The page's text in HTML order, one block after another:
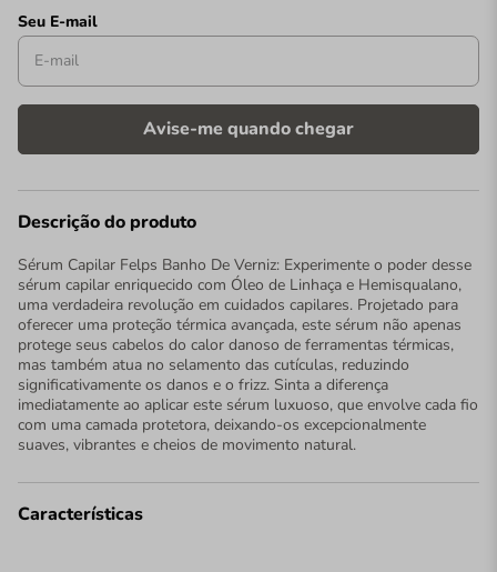
Descrição do produto
Sérum Capilar Felps Banho De Verniz: Experimente o poder desse
sérum capilar enriquecido com Óleo de Linhaça e Hemisqualano,
uma verdadeira revolução em cuidados capilares. Projetado para
oferecer uma proteção térmica avançada, este sérum não apenas
protege seus cabelos do calor danoso de ferramentas térmicas,
mas também atua no selamento das cutículas, reduzindo
significativamente os danos e o frizz. Sinta a diferença
imediatamente ao aplicar este sérum luxuoso, que envolve cada fio
com uma camada protetora, deixando-os excepcionalmente
suaves, vibrantes e cheios de movimento natural.
Características